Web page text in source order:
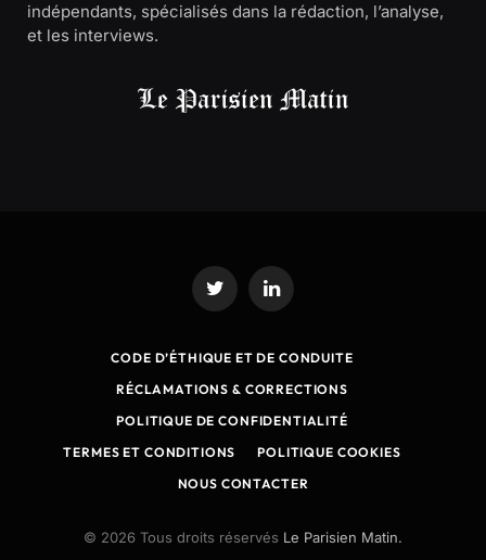
indépendants, spécialisés dans la rédaction, l’analyse,
et les interviews.
Twitter LinkedIn
CODE D’ÉTHIQUE ET DE CONDUITE
RÉCLAMATIONS & CORRECTIONS
POLITIQUE DE CONFIDENTIALITÉ
TERMES ET CONDITIONS
POLITIQUE COOKIES
NOUS CONTACTER
© 2026 Tous droits réservés Le Parisien Matin.